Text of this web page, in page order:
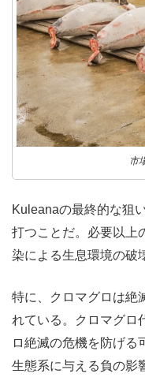
市
Kuleanaの最終的な狙
打つことだ。 必要以上
染による生息環境の破
特に、クロマグロは絶
れている。クロマグロ
ロ絶滅の危機を防げる
生態系に与える負の影